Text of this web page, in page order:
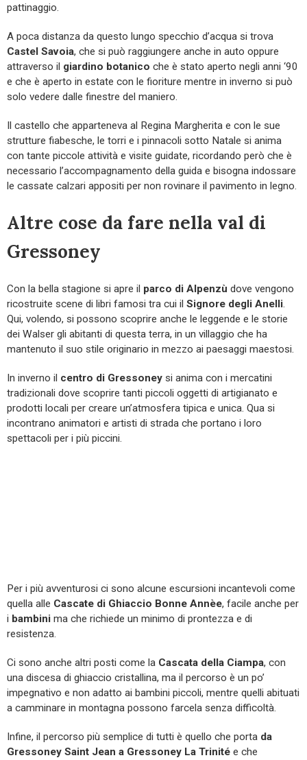
pattinaggio.
A poca distanza da questo lungo specchio d’acqua si trova
Castel Savoia, che si può raggiungere anche in auto oppure
attraverso il giardino botanico che è stato aperto negli anni ‘90
e che è aperto in estate con le fioriture mentre in inverno si può
solo vedere dalle finestre del maniero.
Il castello che apparteneva al Regina Margherita e con le sue
strutture fiabesche, le torri e i pinnacoli sotto Natale si anima
con tante piccole attività e visite guidate, ricordando però che è
necessario l’accompagnamento della guida e bisogna indossare
le cassate calzari appositi per non rovinare il pavimento in legno.
Altre cose da fare nella val di
Gressoney
Con la bella stagione si apre il parco di Alpenzù dove vengono
ricostruite scene di libri famosi tra cui il Signore degli Anelli.
Qui, volendo, si possono scoprire anche le leggende e le storie
dei Walser gli abitanti di questa terra, in un villaggio che ha
mantenuto il suo stile originario in mezzo ai paesaggi maestosi.
In inverno il centro di Gressoney si anima con i mercatini
tradizionali dove scoprire tanti piccoli oggetti di artigianato e
prodotti locali per creare un’atmosfera tipica e unica. Qua si
incontrano animatori e artisti di strada che portano i loro
spettacoli per i più piccini.
Per i più avventurosi ci sono alcune escursioni incantevoli come
quella alle Cascate di Ghiaccio Bonne Annèe, facile anche per
i bambini ma che richiede un minimo di prontezza e di
resistenza.
Ci sono anche altri posti come la Cascata della Ciampa, con
una discesa di ghiaccio cristallina, ma il percorso è un po’
impegnativo e non adatto ai bambini piccoli, mentre quelli abituati
a camminare in montagna possono farcela senza difficoltà.
Infine, il percorso più semplice di tutti è quello che porta da
Gressoney Saint Jean a Gressoney La Trinité e che